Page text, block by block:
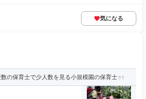
気になる
数の保育士で少人数を見る小規模園の保育士